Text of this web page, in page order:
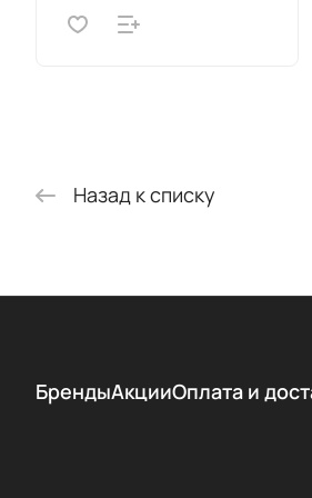
Назад к списку
БрендыАкцииОплата и